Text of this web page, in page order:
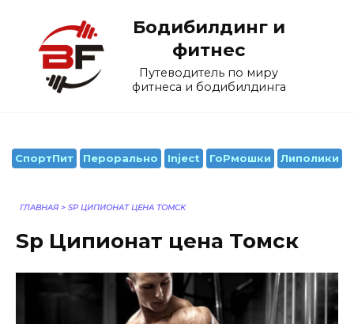
содержанию
Бодибилдинг и
фитнес
Путеводитель по миру
фитнеса и бодибилдинга
СпортПит Перорально Inject ГоРмошки Липолики
ГЛАВНАЯ > SP ЦИПИОНАТ ЦЕНА ТОМСК
Sp Ципионат цена Томск